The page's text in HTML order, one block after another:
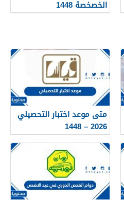
الخصخصة 1448
متى موعد اختبار التحصيلي
2026 – 1448